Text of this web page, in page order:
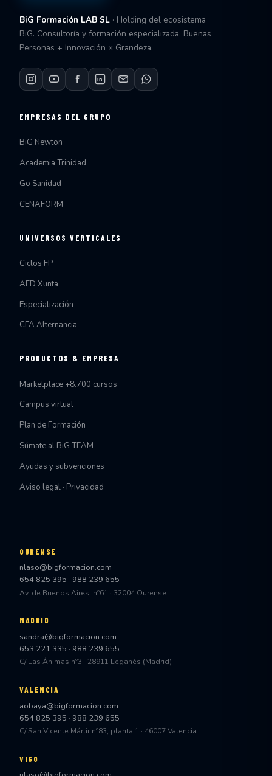
BiG Formación LAB SL · Holding del ecosistema
BiG. Consultoría y formación especializada. Buenas
Personas + Innovación × Grandeza.
EMPRESAS DEL GRUPO
BiG Newton
Academia Trinidad
Go Sanidad
CENAFORM
UNIVERSOS VERTICALES
Ciclos FP
AFD Xunta
Especialización
CFA Alternancia
PRODUCTOS & EMPRESA
Marketplace +8.700 cursos
Campus virtual
Plan de Formación
Súmate al BiG TEAM
Ayudas y subvenciones
Aviso legal · Privacidad
OURENSE
nlaso@bigformacion.com
654 825 395 · 988 239 655
Av. de Buenos Aires, nº61 · 32004 Ourense
MADRID
sandra@bigformacion.com
653 221 335 · 988 239 655
C/ Las Ánimas nº3 · 28911 Leganés (Madrid)
VALENCIA
aobaya@bigformacion.com
654 825 395 · 988 239 655
C/ San Vicente Mártir nº83, planta 1 · 46007 Valencia
VIGO